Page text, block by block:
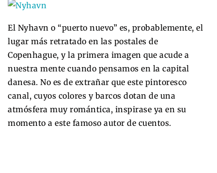
El Nyhavn o “puerto nuevo” es, probablemente, el
lugar más retratado en las postales de
Copenhague, y la primera imagen que acude a
nuestra mente cuando pensamos en la capital
danesa. No es de extrañar que este pintoresco
canal, cuyos colores y barcos dotan de una
atmósfera muy romántica, inspirase ya en su
momento a este famoso autor de cuentos.